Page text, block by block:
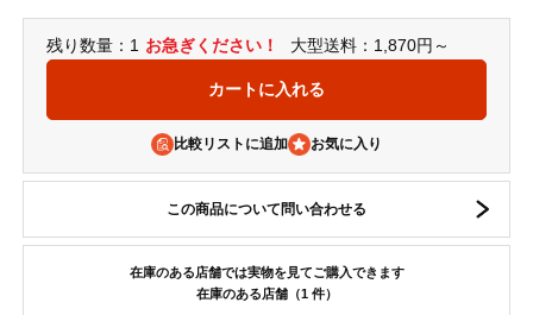
残り数量：1 お急ぎください！ 大型送料：1,870円～
比較リストに追加
この商品について問い合わせる
在庫のある店舗では実物を見てご購入できます
在庫のある店舗（1 件）